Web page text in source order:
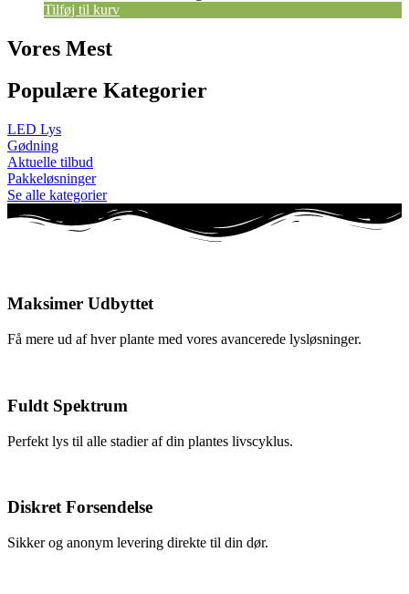
Tilføj til kurv
Vores Mest
Populære Kategorier
LED Lys
Gødning
Aktuelle tilbud
Pakkeløsninger
Se alle kategorier
Maksimer Udbyttet
Få mere ud af hver plante med vores avancerede lysløsninger.
Fuldt Spektrum
Perfekt lys til alle stadier af din plantes livscyklus.
Diskret Forsendelse
Sikker og anonym levering direkte til din dør.